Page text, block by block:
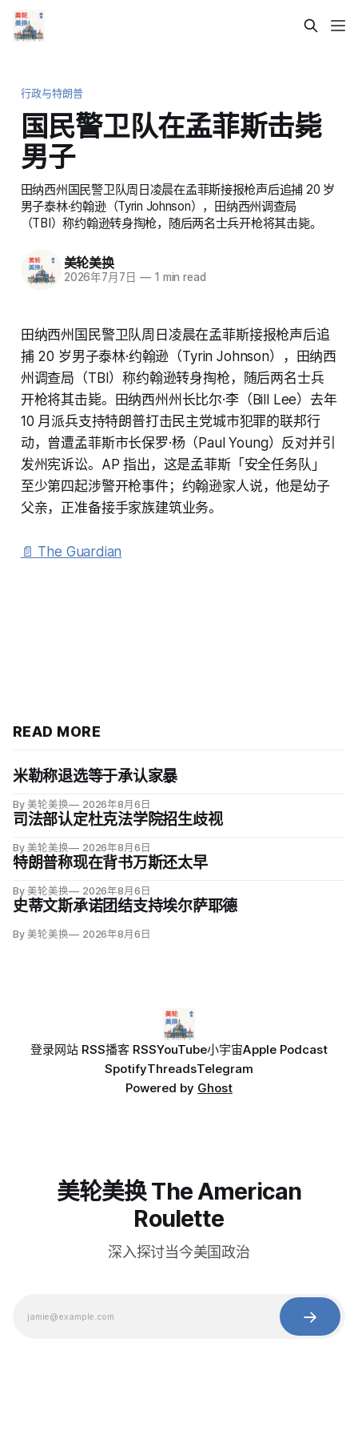
行政与特朗普
国民警卫队在孟菲斯击毙
男子
田纳西州国民警卫队周日凌晨在孟菲斯接报枪声后追捕 20 岁
男子泰林·约翰逊（Tyrin Johnson），田纳西州调查局
（TBI）称约翰逊转身掏枪，随后两名士兵开枪将其击毙。
美轮美换
2026年7月7日 —1 min read
田纳西州国民警卫队周日凌晨在孟菲斯接报枪声后追
捕 20 岁男子泰林·约翰逊（Tyrin Johnson），田纳西
州调查局（TBI）称约翰逊转身掏枪，随后两名士兵
开枪将其击毙。田纳西州州长比尔·李（Bill Lee）去年
10 月派兵支持特朗普打击民主党城市犯罪的联邦行
动，曾遭孟菲斯市长保罗·杨（Paul Young）反对并引
发州宪诉讼。AP 指出，这是孟菲斯「安全任务队」
至少第四起涉警开枪事件；约翰逊家人说，他是幼子
父亲，正准备接手家族建筑业务。
📄 The Guardian
READ MORE
米勒称退选等于承认家暴
By 美轮美换 2026年8月6日
司法部认定杜克法学院招生歧视
By 美轮美换 2026年8月6日
特朗普称现在背书万斯还太早
By 美轮美换 2026年8月6日
史蒂文斯承诺团结支持埃尔萨耶德
By 美轮美换 2026年8月6日
登录网站 RSS播客 RSSYouTube小宇宙Apple Podcast
SpotifyThreadsTelegram
Powered by Ghost
美轮美换 The American
Roulette
深入探讨当今美国政治